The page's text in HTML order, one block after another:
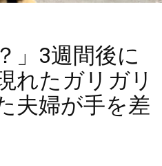
」3週間後に
れたガリガリ
夫婦が手を差